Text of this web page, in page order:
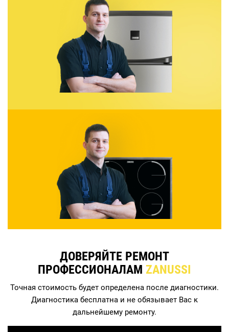
ДОВЕРЯЙТЕ РЕМОНТ
ПРОФЕССИОНАЛАМ ZANUSSI
Точная стоимость будет определена после диагностики.
Диагностика бесплатна и не обязывает Вас к
дальнейшему ремонту.